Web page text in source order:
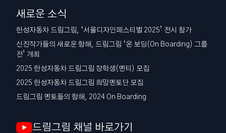
새로운 소식
한성자동차 드림그림, ‘서울디자인페스티벌 2025’ 전시 참가
신진작가들의 새로운 항해, 드림그림 ‘온 보딩(On Boarding) 그룹
전’ 개최
2025 한성자동차 드림그림 장학생(멘티) 모집
2025 한성자동차 드림그림 희망멘토단 모집
드림그림 멘토들의 항해, 2024 On Boarding
드림그림 채널 바로가기